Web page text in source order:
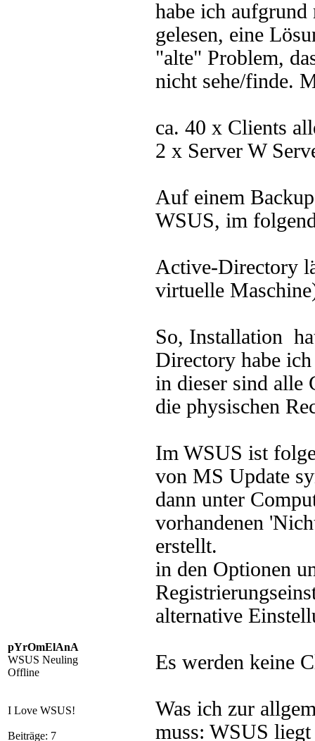
pYrOmElAnA
WSUS Neuling
Offline
I Love WSUS!
Beiträge: 7
habe ich aufgrund
gelesen, eine
"alte" Problem,
nicht sehe/finde.
ca. 40 x Clients
2 x Server W
Auf einem
WSUS, im
Active-Directory
virtuelle
So, Installation
Directory habe
in dieser sind alle
die physischen
Im WSUS ist
von MS Update
dann unter
vorhandenen
erstellt.
in den Optionen
alternative
Es werden keine
Was ich zur
muss: WSUS